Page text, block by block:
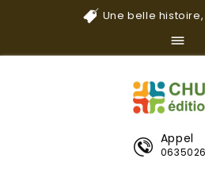
Une belle

Appel